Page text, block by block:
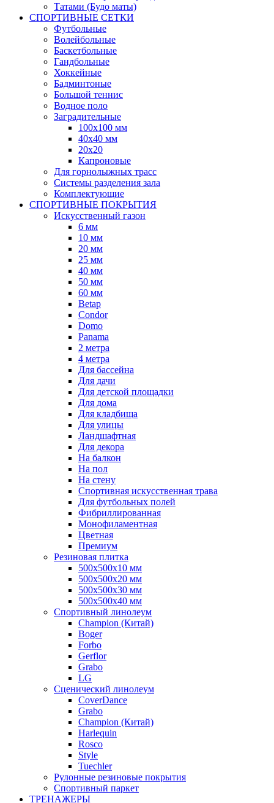
Татами (Будо маты)
СПОРТИВНЫЕ СЕТКИ
Футбольные
Волейбольные
Баскетбольные
Гандбольные
Хоккейные
Бадминтоные
Большой теннис
Водное поло
Заградительные
100х100 мм
40х40 мм
20х20
Капроновые
Для горнолыжных трасс
Системы разделения зала
Комплектующие
СПОРТИВНЫЕ ПОКРЫТИЯ
Искусственный газон
6 мм
10 мм
20 мм
25 мм
40 мм
50 мм
60 мм
Betap
Condor
Domo
Panama
2 метра
4 метра
Для бассейна
Для дачи
Для детской площадки
Для дома
Для кладбища
Для улицы
Ландшафтная
Для декора
На балкон
На пол
На стену
Спортивная искусственная трава
Для футбольных полей
Фибриллированная
Монофиламентная
Цветная
Премиум
Резиновая плитка
500х500х10 мм
500х500х20 мм
500х500х30 мм
500х500х40 мм
Спортивный линолеум
Champion (Китай)
Boger
Forbo
Gerflor
Grabo
LG
Сценический линолеум
CoverDance
Grabo
Champion (Китай)
Harlequin
Rosco
Style
Tuechler
Рулонные резиновые покрытия
Спортивный паркет
ТРЕНАЖЕРЫ